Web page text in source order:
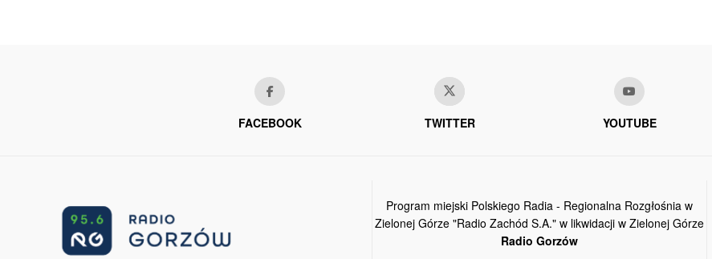
FACEBOOK TWITTER YOUTUBE
Program miejski Polskiego Radia - Regionalna Rozgłośnia w
Zielonej Górze "Radio Zachód S.A." w likwidacji w Zielonej Górze
Radio Gorzów